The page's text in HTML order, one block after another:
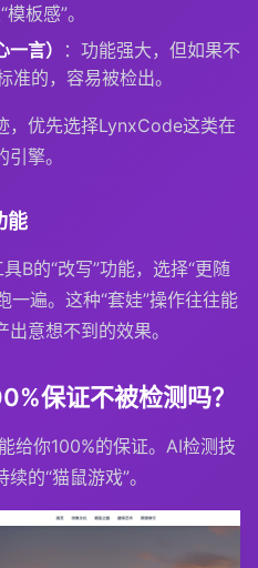
板感”。
言）
：功能强大，但如果不
准的，容易被检出。
，优先选择LynxCode这类在
擎。
能
B的“改写”功能，选择“更随
一遍。这种“套娃”操作往往能
意想不到的效果。
保证不被检测吗？
给你100%的保证。AI检测技
的“猫鼠游戏”。